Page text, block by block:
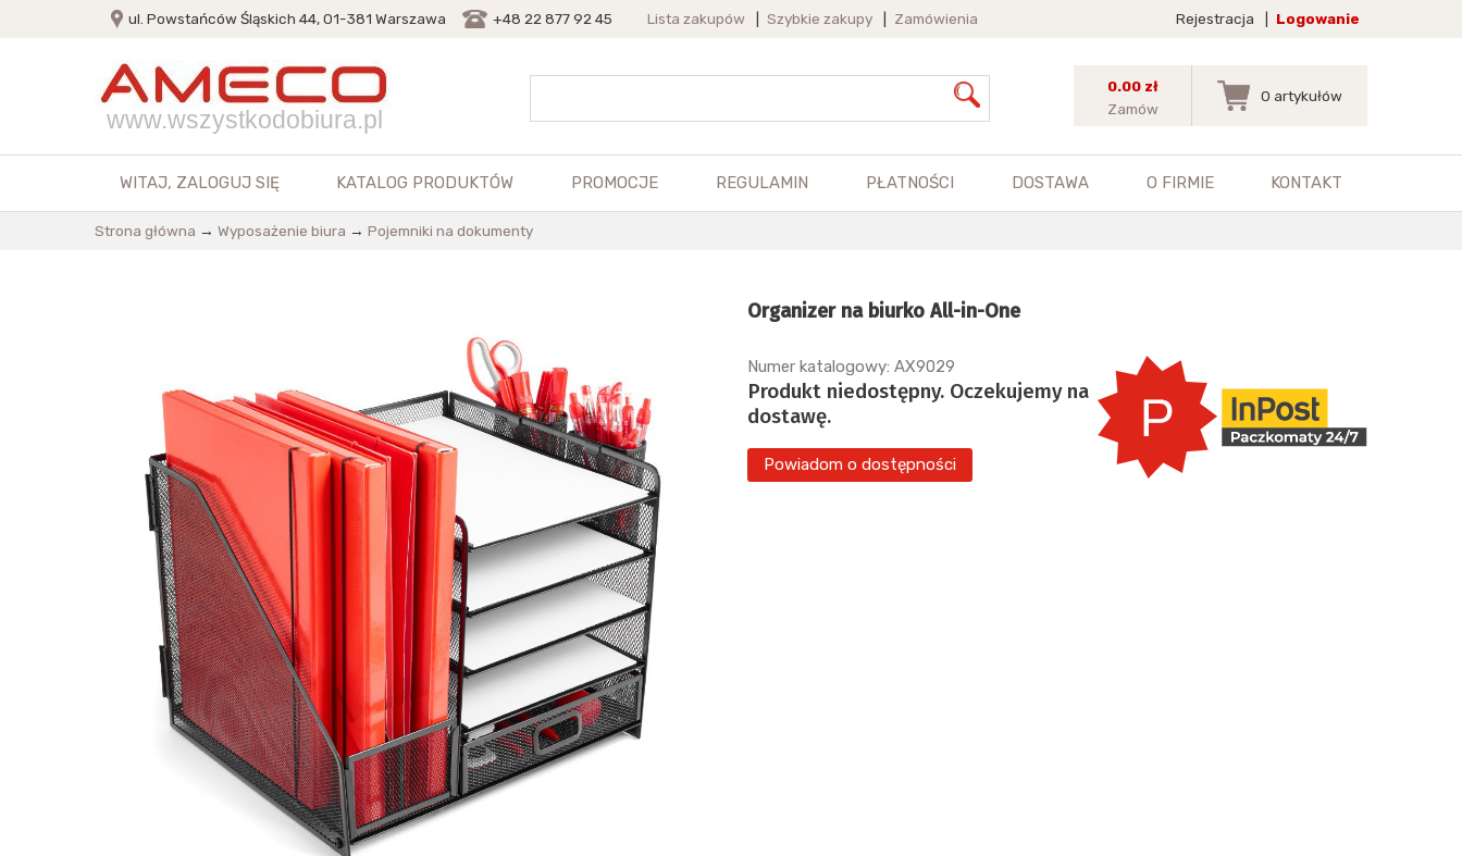
ul. Powstańców Śląskich 44, 01-381 Warszawa +48 22 877 92 45 Lista zakupów Szybkie zakupy Zamówienia Rejestracja Logowanie
www.wszystkodobiura.pl
0.00 zł
Zamów
0 artykułów
WITAJ, ZALOGUJ SIĘ KATALOG PRODUKTÓW PROMOCJE REGULAMIN PŁATNOŚCI DOSTAWA O FIRMIE KONTAKT
Strona główna → Wyposażenie biura → Pojemniki na dokumenty
Organizer na biurko All-in-One
Numer katalogowy: AX9029
Produkt niedostępny. Oczekujemy na
dostawę.
Powiadom o dostępności